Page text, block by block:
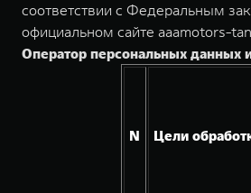
соответствии с Федеральным
официальном сайте aaamotors-
Оператор персональных данных
N Цели